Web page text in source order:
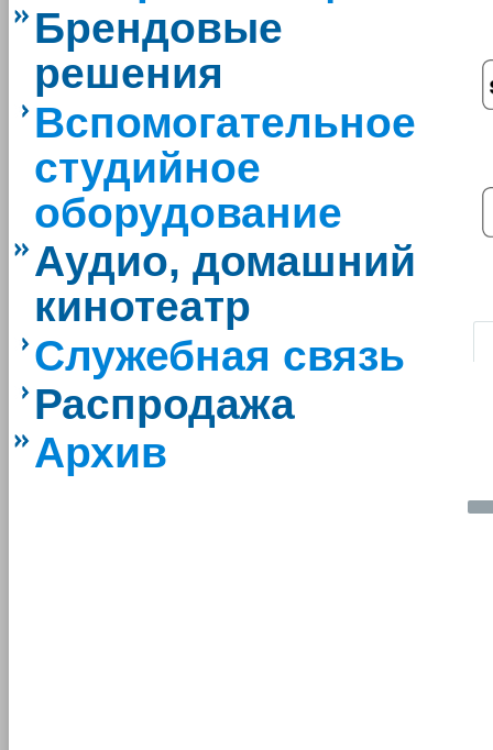
Брендовые
решения
Вспомогательное
студийное
оборудование
Аудио, домашний
кинотеатр
Служебная связь
Распродажа
Архив